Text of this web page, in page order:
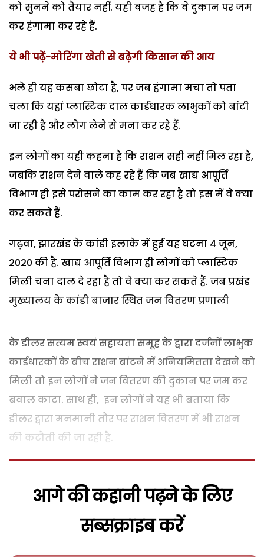
को सुनने को तैयार नहीं. यही वजह है कि वे दुकान पर जम
कर हंगामा कर रहे हैं.
ये भी पढ़ें-मोरिंगा खेती से बढ़ेगी किसान की आय
भले ही यह कसबा छोटा है, पर जब हंगामा मचा तो पता
चला कि यहां प्लास्टिक दाल कार्डधारक लाभुकों को बांटी
जा रही है और लोग लेने से मना कर रहे हैं.
इन लोगों का यही कहना है कि राशन सही नहीं मिल रहा है,
जबकि राशन देने वाले कह रहे हैं कि जब खाद्य आपूर्ति
विभाग ही इसे परोसने का काम कर रहा है तो इस में वे क्या
कर सकते हैं.
गढ़वा, झारखंड के कांडी इलाके में हुई यह घटना 4 जून,
2020 की है. खाद्य आपूर्ति विभाग ही लोगों को प्लास्टिक
मिली चना दाल दे रहा है तो वे क्या कर सकते हैं. जब प्रखंड
मुख्यालय के कांडी बाजार स्थित जन वितरण प्रणाली
के डीलर सत्यम स्वयं सहायता समूह के द्वारा दर्जनों लाभुक
कार्डधारकों के बीच राशन बांटने में अनियमितता देखने को
मिली तो इन लोगों ने जन वितरण की दुकान पर जम कर
बवाल काटा. साथ ही, इन लोगों ने यह भी बताया कि
डीलर द्वारा मनमानी तौर पर राशन वितरण में भी राशन
की कटौती की जा रही है.
आगे की कहानी पढ़ने के लिए
सब्सक्राइब करें